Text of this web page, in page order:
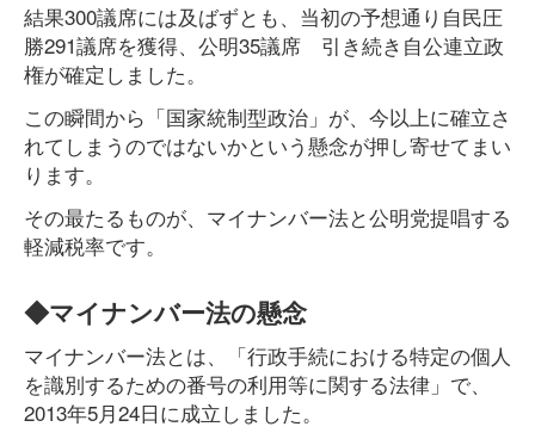
結果300議席には及ばずとも、当初の予想通り自民圧
勝291議席を獲得、公明35議席 引き続き自公連立政
権が確定しました。
この瞬間から「国家統制型政治」が、今以上に確立さ
れてしまうのではないかという懸念が押し寄せてまい
ります。
その最たるものが、マイナンバー法と公明党提唱する
軽減税率です。
◆マイナンバー法の懸念
マイナンバー法とは、「行政手続における特定の個人
を識別するための番号の利用等に関する法律」で、
2013年5月24日に成立しました。